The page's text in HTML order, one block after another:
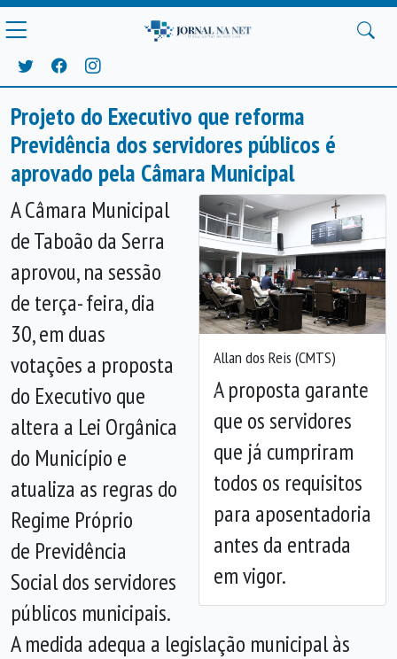
Projeto do Executivo que reforma
Previdência dos servidores públicos é
aprovado pela Câmara Municipal
Allan dos Reis (CMTS)
A proposta garante
que os servidores
que já cumpriram
todos os requisitos
para aposentadoria
antes da entrada
em vigor.
A Câmara Municipal
de Taboão da Serra
aprovou, na sessão
de terça- feira, dia
30, em duas
votações a proposta
do Executivo que
altera a Lei Orgânica
do Município e
atualiza as regras do
Regime Próprio
de Previdência
Social dos servidores
públicos municipais.
A medida adequa a legislação municipal às